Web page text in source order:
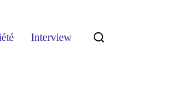
Interview